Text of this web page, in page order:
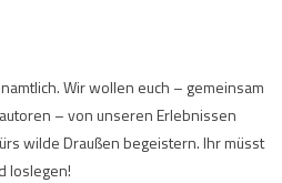
Wir wollen euch – gemeinsam
– von unseren Erlebnissen
wilde Draußen begeistern. Ihr müsst
loslegen!